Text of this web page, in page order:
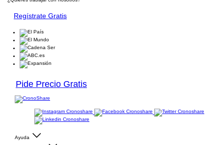
Regístrate Gratis
Pide Precio Gratis
Ayuda